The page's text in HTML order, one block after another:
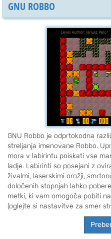
GNU ROBBO
GNU Robbo je odprtokodna
streljanja imenovane Robbo.
mora v labirintu poiskati vse
ladje. Labirinti so posejani z
živalmi, laserskimi orožji,
določenih stopnjah lahko
metki, ki vam omogoča pobiti
(oglejte si nastavitve za smer